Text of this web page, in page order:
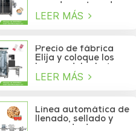
mar de contenedor
de vacío de sardina
LEER MÁS
Precio de fábrica
Elija y coloque los
brazos del robot
Delta para la bolsita
LEER MÁS
Línea automática de
llenado, sellado y